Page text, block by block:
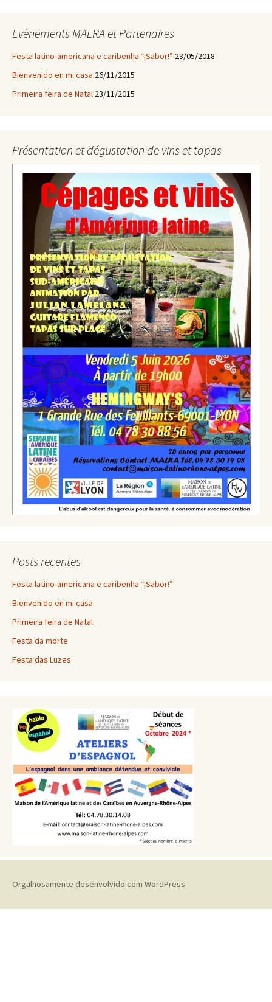
Evènements MALRA et Partenaires
Festa latino-americana e caribenha “¡Sabor!” 23/05/2018
Bienvenido en mi casa 26/11/2015
Primeira feira de Natal 23/11/2015
Présentation et dégustation de vins et tapas
Posts recentes
Festa latino-americana e caribenha “¡Sabor!”
Bienvenido en mi casa
Primeira feira de Natal
Festa da morte
Festa das Luzes
Orgulhosamente desenvolvido com WordPress